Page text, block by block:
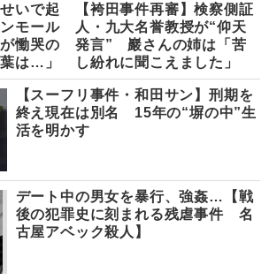
いで起
モール
慟哭の
は…」
【袴田事件再審】検察側証
人・九大名誉教授が“仰天
発言” 巖さんの姉は「苦
し紛れに聞こえました」
【スーフリ事件・和田サン】刑期を
終え現在は別名 15年の“塀の中”生
活を明かす
デート中の男女を暴行、強姦…【戦
後の犯罪史に刻まれる残虐事件 名
古屋アベック殺人】